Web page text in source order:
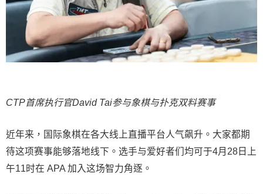
CTP首席执行官David Tai参与象棋与扑克双料赛事
近年来，国际象棋在各大线上直播平台人气飙升。大家都期
待这项赛事能够落地线下。选手与爱好者们均可于4月28日上
午11时在 APA 加入这场智力角逐。